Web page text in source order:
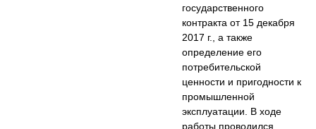
государственного
контракта от 15 декабря
2017 г., а также
определение его
потребительской
ценности и пригодности к
промышленной
эксплуатации. В ходе
работы проводился